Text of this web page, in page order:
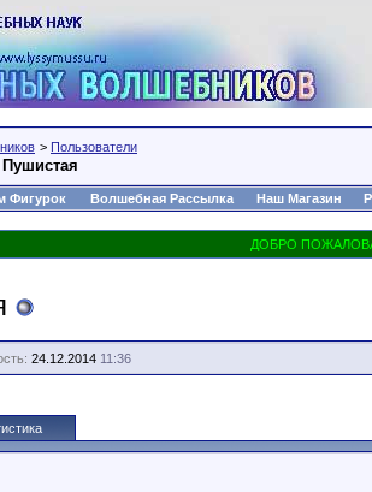
> Пользователи
Фигурок Волшебная Рассылка Наш Магазин
24.12.2014 11:36